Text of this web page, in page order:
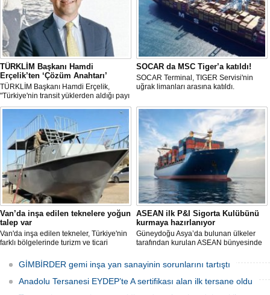
TÜRKLİM Başkanı Hamdi
Erçelik’ten ‘Çözüm Anahtarı’
TÜRKLİM Başkanı Hamdi Erçelik,
"Türkiye'nin transit yüklerden aldığı payı
artırmak için kamu-özel sektör
eşgüdümünü güçlendirmeli; liman,
demiryolu, kara yolu ve dijital altyapı
yatırımlarını bütüncül bir anlayışla
hayata geçirmeliyiz" dedi.
SOCAR da MSC Tiger’a katıldı!
SOCAR Terminal, TIGER Servisi'nin
uğrak limanları arasına katıldı.
Van’da inşa edilen teknelere yoğun
talep var
Van'da inşa edilen tekneler, Türkiye'nin
farklı bölgelerinde turizm ve ticari
göllerle buluşuyor. Müşterilerin
taleplerine göre özel olarak tasarlanan
tekneler, donanım ve özelliklerine göre
ASEAN ilk P&I Sigorta Kulübünü
kurmaya hazırlanıyor
Güneydoğu Asya’da bulunan ülkeler
tarafından kurulan ASEAN bünyesinde
Federasyonu (FASA), ASEAN’ın ilk
Koruma ve Tazminat Sigortası (P&I)
Kulübünü kurmak için çalışma
GİMBİRDER gemi inşa yan sanayinin sorunlarını tartıştı
Anadolu Tersanesi EYDEP’te A sertifikası alan ilk tersane oldu